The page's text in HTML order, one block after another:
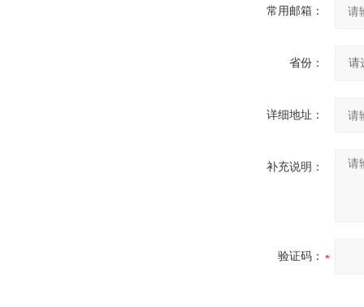
常用邮箱：
省份：
详细地址：
补充说明：
验证码：